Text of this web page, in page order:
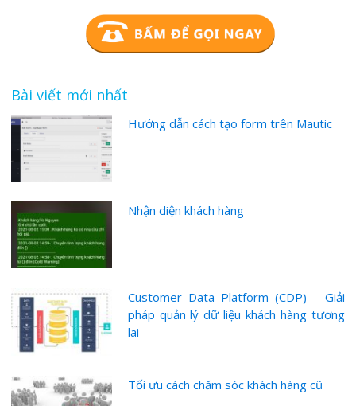
Bài viết mới nhất
Hướng dẫn cách tạo form trên Mautic
Nhận diện khách hàng
Customer Data Platform (CDP) - Giải
pháp quản lý dữ liệu khách hàng tương
lai
Tối ưu cách chăm sóc khách hàng cũ